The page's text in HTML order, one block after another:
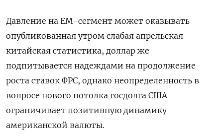
Давление на ЕМ-сегмент может оказывать
опубликованная утром слабая апрельская
китайская статистика, доллар же
подпитывается надеждами на продолжение
роста ставок ФРС, однако неопределенность в
вопросе нового потолка госдолга США
ограничивает позитивную динамику
американской валюты.